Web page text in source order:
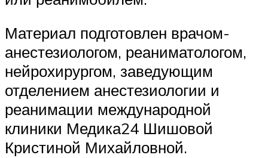
Материал подготовлен врачом-
анестезиологом, реаниматологом,
нейрохирургом, заведующим
отделением анестезиологии и
реанимации международной
клиники Медика24 Шишовой
Кристиной Михайловной.